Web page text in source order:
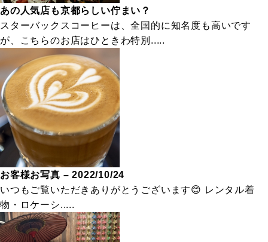
あの人気店も京都らしい佇まい？
スターバックスコーヒーは、全国的に知名度も高いです
が、こちらのお店はひときわ特別.....
お客様お写真 – 2022/10/24
いつもご覧いただきありがとうございます😊 レンタル着
物・ロケーシ.....